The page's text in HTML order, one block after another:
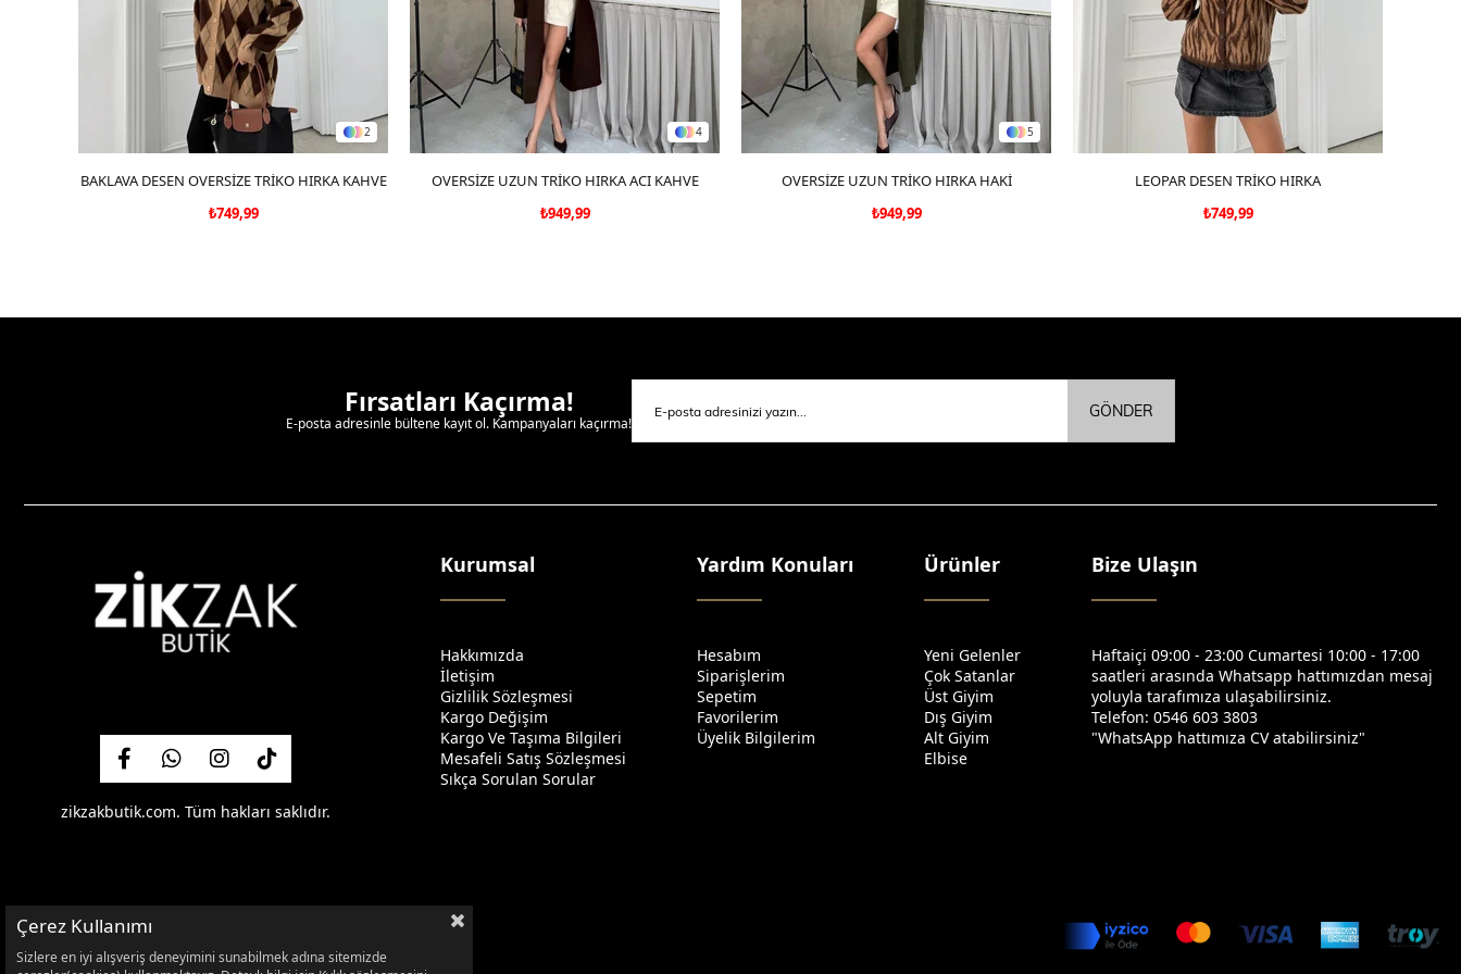
2
SEPETE EKLE
BAKLAVA DESEN OVERSİZE TRİKO HIRKA KAHVE
₺749,99
4
SEPETE EKLE
OVERSİZE UZUN TRİKO HIRKA ACI KAHVE
₺949,99
5
SEPETE EKLE
OVERSİZE UZUN TRİKO HIRKA HAKİ
₺949,99
SEPETE EKLE
LEOPAR DESEN TRİKO HIRKA
₺749,99
Fırsatları Kaçırma!
E-posta adresinle bültene kayıt ol. Kampanyaları kaçırma!
GÖNDER
zikzakbutik.com. Tüm hakları saklıdır.
Kurumsal
Hakkımızda
İletişim
Gizlilik Sözleşmesi
Kargo Değişim
Kargo Ve Taşıma Bilgileri
Mesafeli Satış Sözleşmesi
Sıkça Sorulan Sorular
Yardım Konuları
Hesabım
Siparişlerim
Sepetim
Favorilerim
Üyelik Bilgilerim
Ürünler
Yeni Gelenler
Çok Satanlar
Üst Giyim
Dış Giyim
Alt Giyim
Elbise
Bize Ulaşın
Haftaiçi 09:00 - 23:00 Cumartesi 10:00 - 17:00
saatleri arasında Whatsapp hattımızdan mesaj
yoluyla tarafımıza ulaşabilirsiniz.
Telefon: 0546 603 3803
"WhatsApp hattımıza CV atabilirsiniz"
Çerez Kullanımı
Sizlere en iyi alışveriş deneyimini sunabilmek adına sitemizde